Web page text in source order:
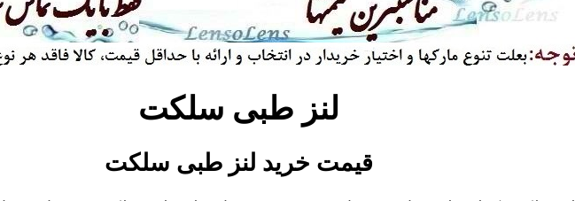
لنز طبی سلکت
قیمت خرید لنز طبی سلکت